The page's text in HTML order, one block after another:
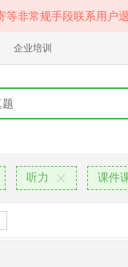
非常规手段联系用户
企业培训
听力 课件